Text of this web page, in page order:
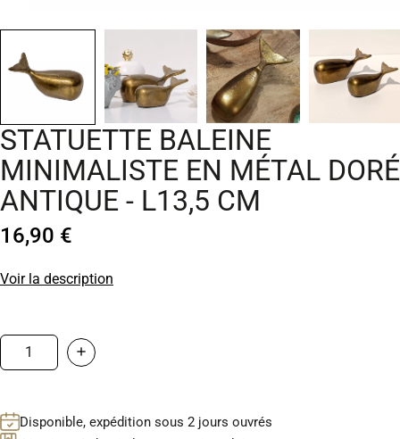
STATUETTE BALEINE
MINIMALISTE EN MÉTAL DORÉ
ANTIQUE - L13,5 CM
16,90 €
Voir la description
Disponible, expédition sous 2 jours ouvrés